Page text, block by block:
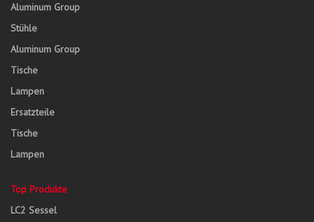
Aluminum Group
Stühle
Aluminum Group
Tische
Lampen
Ersatzteile
Tische
Lampen
Top Produkte
LC2 Sessel